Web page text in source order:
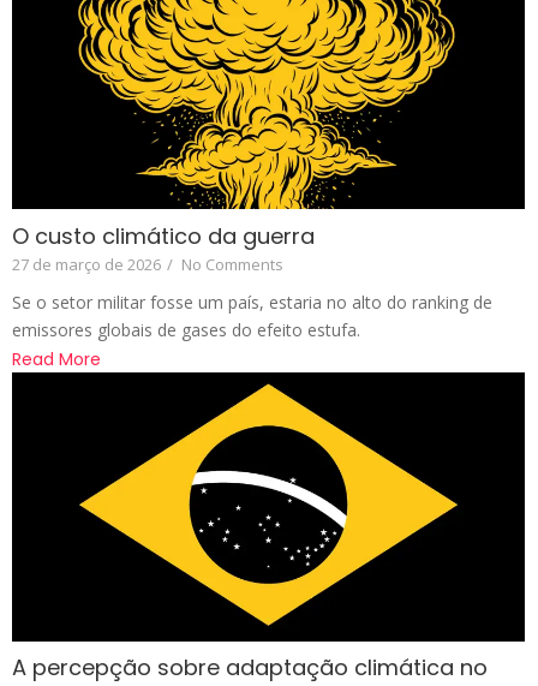
O custo climático da guerra
27 de março de 2026 / No Comments
Se o setor militar fosse um país, estaria no alto do ranking de
emissores globais de gases do efeito estufa.
Read More
A percepção sobre adaptação climática no